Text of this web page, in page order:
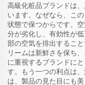
高級化粧品ブランドは
います。なぜなら、こ
状態で保つからです。
分が劣化し、有効性が
部の空気を排出するこ
リームは新鮮さを保ち
に重視するブランドに
す。もう一つの利点は
は、製品の見た目にも